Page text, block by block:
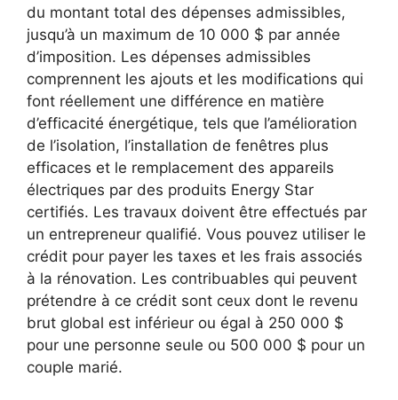
du montant total des dépenses admissibles,
jusqu’à un maximum de 10 000 $ par année
d’imposition. Les dépenses admissibles
comprennent les ajouts et les modifications qui
font réellement une différence en matière
d’efficacité énergétique, tels que l’amélioration
de l’isolation, l’installation de fenêtres plus
efficaces et le remplacement des appareils
électriques par des produits Energy Star
certifiés. Les travaux doivent être effectués par
un entrepreneur qualifié. Vous pouvez utiliser le
crédit pour payer les taxes et les frais associés
à la rénovation. Les contribuables qui peuvent
prétendre à ce crédit sont ceux dont le revenu
brut global est inférieur ou égal à 250 000 $
pour une personne seule ou 500 000 $ pour un
couple marié.